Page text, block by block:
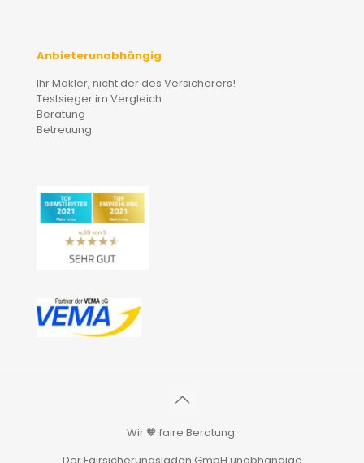
Anbieterunabhängig
Ihr Makler, nicht der des Versicherers!
Testsieger im Vergleich
Beratung
Betreuung
Wir 🧡 faire Beratung.